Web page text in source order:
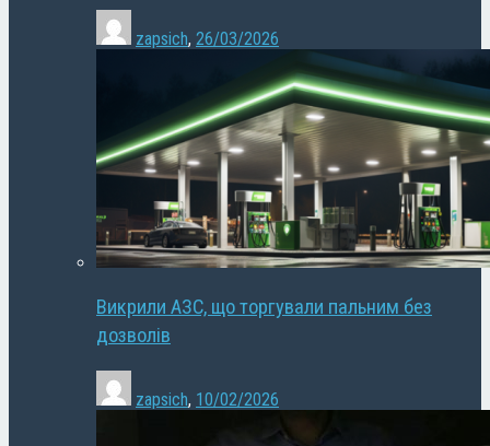
zapsich, 26/03/2026
Викрили АЗС, що торгували пальним без
дозволів
zapsich, 10/02/2026